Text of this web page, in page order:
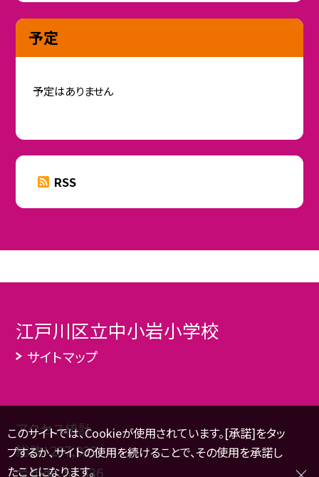
予定
予定はありません
RSS
江戸川区立中小岩小学校
サイトマップ
アクセス統計
総数：297,929
今年度：54,336
このサイトでは、Cookieが使用されています。[承諾]をタッ
プするか、サイトの使用を続けることで、その使用を承諾し
たことになります。